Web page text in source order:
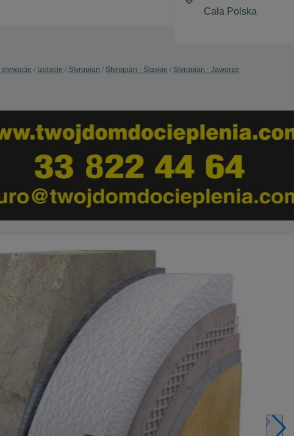
elewacje Izolacje Styropian Styropian - Śląskie Styropian - Jaworze